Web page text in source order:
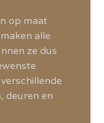
op maat
alle
ze dus
deuren en